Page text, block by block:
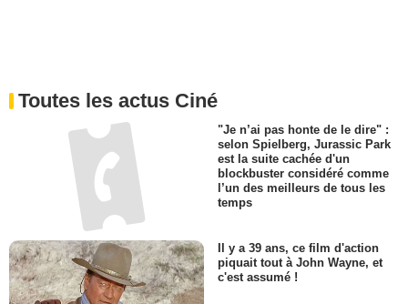
Toutes les actus Ciné
"Je n’ai pas honte de le dire" :
selon Spielberg, Jurassic Park
est la suite cachée d'un
blockbuster considéré comme
l’un des meilleurs de tous les
temps
Il y a 39 ans, ce film d'action
piquait tout à John Wayne, et
c'est assumé !